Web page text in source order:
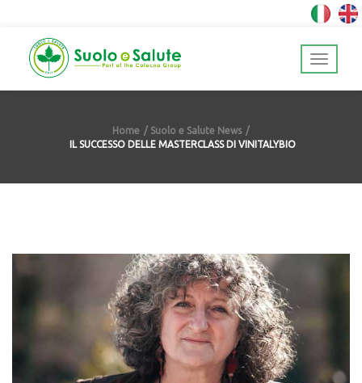
Home
Suolo e Salute News
IL SUCCESSO DELLE MASTERCLASS DI VINITALYBIO